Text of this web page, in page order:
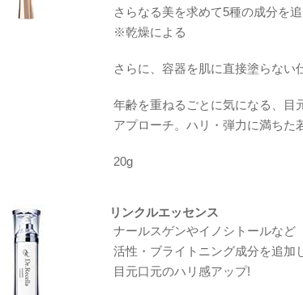
さらなる美を求めて5種の成分を追
※乾燥による
さらに、容器を肌に直接塗らない
年齢を重ねるごとに気になる、目
アプローチ。ハリ・弾力に満ちた
20g
リンクルエッセンス
ナールスゲンやイノシトールなど
活性・ブライトニング成分を追加
目元口元のハリ感アップ!